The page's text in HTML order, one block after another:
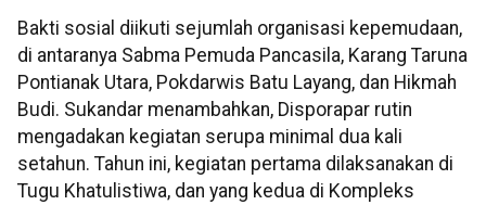
Bakti sosial diikuti sejumlah organisasi kepemudaan,
di antaranya Sabma Pemuda Pancasila, Karang Taruna
Pontianak Utara, Pokdarwis Batu Layang, dan Hikmah
Budi. Sukandar menambahkan, Disporapar rutin
mengadakan kegiatan serupa minimal dua kali
setahun. Tahun ini, kegiatan pertama dilaksanakan di
Tugu Khatulistiwa, dan yang kedua di Kompleks